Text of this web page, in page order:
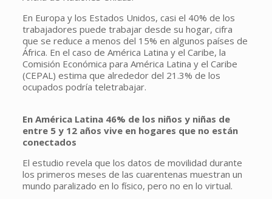
En Europa y los Estados Unidos, casi el 40% de los
trabajadores puede trabajar desde su hogar, cifra
que se reduce a menos del 15% en algunos países de
África. En el caso de América Latina y el Caribe, la
Comisión Económica para América Latina y el Caribe
(CEPAL) estima que alrededor del 21.3% de los
ocupados podría teletrabajar.
En América Latina 46% de los niños y niñas de
entre 5 y 12 años vive en hogares que no están
conectados
El estudio revela que los datos de movilidad durante
los primeros meses de las cuarentenas muestran un
mundo paralizado en lo físico, pero no en lo virtual.